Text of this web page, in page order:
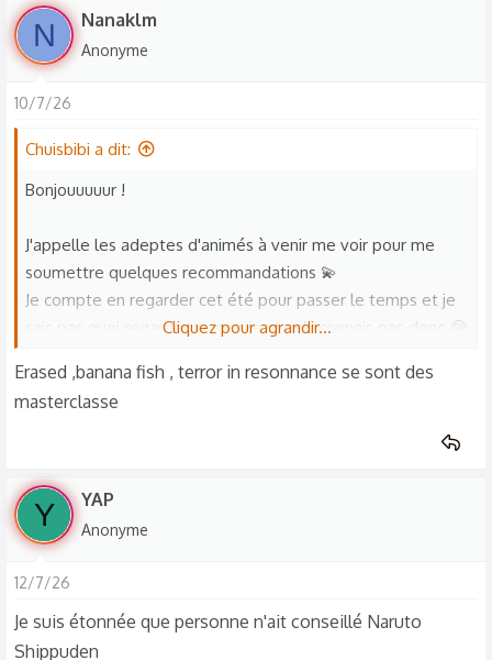
s
r
é
c
o
s
N Nanaklm
Anonyme
10/7/26
Chuisbibi a dit:
Bonjouuuuur !
J'appelle les adeptes d'animés à venir me voir pour me
soumettre quelques recommandations 💫
Je compte en regarder cet été pour passer le temps et je
sais pas quoi regarder vu que je ne m'y connais pas donc 😂
Maintenant, faites sauter les titres 🫶🏾✨
Chuisbibiiii
Cliquez pour agrandir...
Erased ,banana fish , terror in resonnance se sont des
masterclasse
Y YAP
Anonyme
12/7/26
Je suis étonnée que personne n'ait conseillé Naruto
Shippuden